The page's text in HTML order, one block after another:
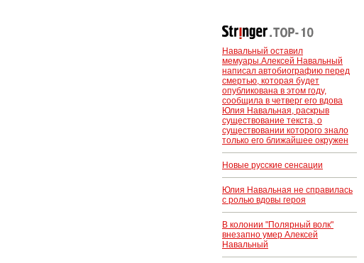
Навальный оставил
мемуары.Алексей Навальный
написал автобиографию перед
смертью, которая будет
опубликована в этом году,
сообщила в четверг его вдова
Юлия Навальная, раскрыв
существование текста, о
существовании которого знало
только его ближайшее окружен
Новые русские сенсации
Юлия Навальная не справилась
с ролью вдовы героя
В колонии "Полярный волк"
внезапно умер Алексей
Навальный